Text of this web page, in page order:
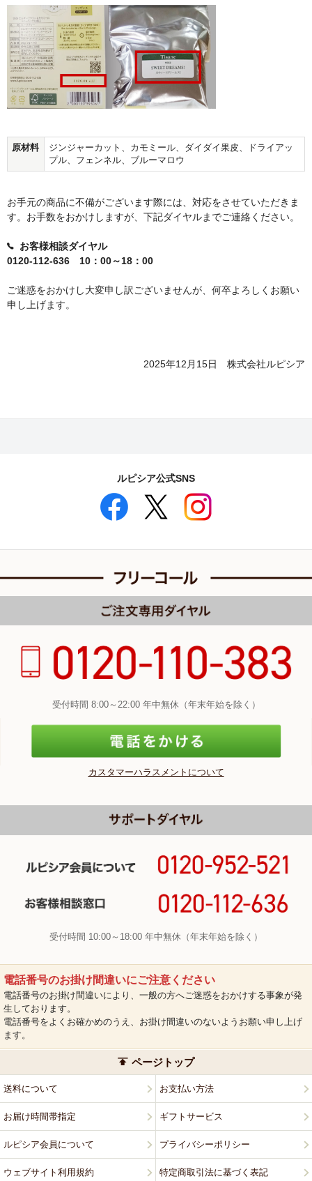
原材料
ジンジャーカット、カモミール、ダイダイ果皮、ドライアッ
プル、フェンネル、ブルーマロウ
お手元の商品に不備がございます際には、対応をさせていただきま
す。お手数をおかけしますが、下記ダイヤルまでご連絡ください。
お客様相談ダイヤル
0120-112-636 10：00～18：00
ご迷惑をおかけし大変申し訳ございませんが、何卒よろしくお願い
申し上げます。
2025年12月15日 株式会社ルピシア
ルピシア公式SNS
受付時間 8:00～22:00 年中無休（年末年始を除く）
カスタマーハラスメントについて
受付時間 10:00～18:00 年中無休（年末年始を除く）
電話番号のお掛け間違いにご注意ください
電話番号のお掛け間違いにより、一般の方へご迷惑をおかけする事象が発
生しております。
電話番号をよくお確かめのうえ、お掛け間違いのないようお願い申し上げ
ます。
ページトップ
送料について お支払い方法
お届け時間帯指定 ギフトサービス
ルピシア会員について プライバシーポリシー
ウェブサイト利用規約 特定商取引法に基づく表記